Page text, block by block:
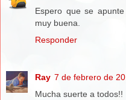
Espero que se
muy buena.
Responder
Ray 7 de febrero de
Mucha suerte a todos!!